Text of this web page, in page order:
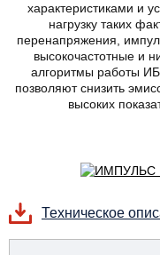
характеристиками и
нагрузку таких
перенапряжения,
высокочастотные и
алгоритмы работы
позволяют снизить
высоких
Техническое